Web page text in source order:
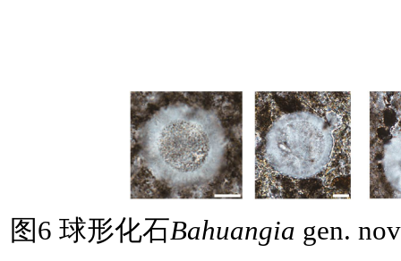
图6 球形化石Bahuangia gen.